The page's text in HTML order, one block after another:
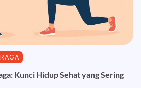
Kunci Hidup Sehat yang Sering